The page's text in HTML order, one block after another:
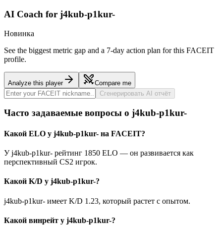
AI Coach for j4kub-p1kur-
Новинка
See the biggest metric gap and a 7-day action plan for this FACEIT
profile.
Analyze this player
Compare me
Сгенерировать AI отчёт
Часто задаваемые вопросы о j4kub-p1kur-
Какой ELO у j4kub-p1kur- на FACEIT?
У j4kub-p1kur- рейтинг 1850 ELO — он развивается как
перспективный CS2 игрок.
Какой K/D у j4kub-p1kur-?
j4kub-p1kur- имеет K/D 1.23, который растет с опытом.
Какой винрейт у j4kub-p1kur-?